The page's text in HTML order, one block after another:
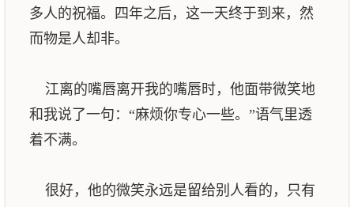
多人的祝福。四年之后，这一天终于到来，然
而物是人却非。
江离的嘴唇离开我的嘴唇时，他面带微笑地
和我说了一句：“麻烦你专心一些。”语气里透
着不满。
很好，他的微笑永远是留给别人看的，只有